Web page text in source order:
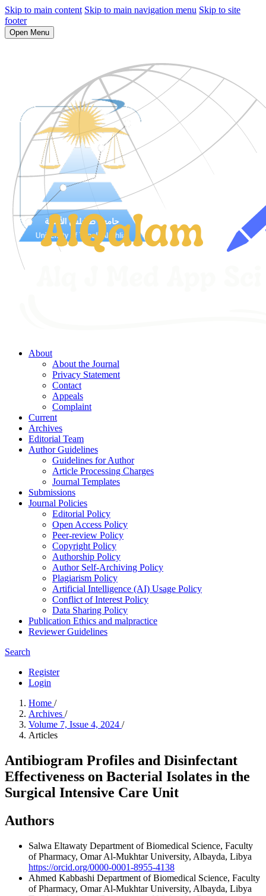
Skip to main content Skip to main navigation menu Skip to site
footer
Open Menu
About
About the Journal
Privacy Statement
Contact
Appeals
Complaint
Current
Archives
Editorial Team
Author Guidelines
Guidelines for Author
Article Processing Charges
Journal Templates
Submissions
Journal Policies
Editorial Policy
Open Access Policy
Peer-review Policy
Copyright Policy
Authorship Policy
Author Self-Archiving Policy
Plagiarism Policy
Artificial Intelligence (AI) Usage Policy
Conflict of Interest Policy
Data Sharing Policy
Publication Ethics and malpractice
Reviewer Guidelines
Search
Register
Login
Home /
Archives /
Volume 7, Issue 4, 2024 /
Articles
Antibiogram Profiles and Disinfectant
Effectiveness on Bacterial Isolates in the
Surgical Intensive Care Unit
Authors
Salwa Eltawaty Department of Biomedical Science, Faculty
of Pharmacy, Omar Al-Mukhtar University, Albayda, Libya
https://orcid.org/0000-0001-8955-4138
Ahmed Kabbashi Department of Biomedical Science, Faculty
of Pharmacy, Omar Al-Mukhtar University, Albayda, Libya